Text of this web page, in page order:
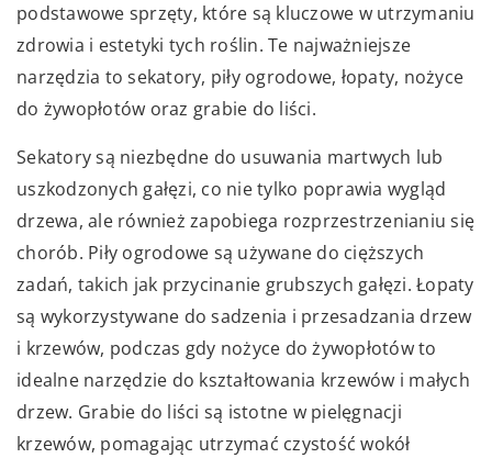
podstawowe sprzęty, które są kluczowe w utrzymaniu
zdrowia i estetyki tych roślin. Te najważniejsze
narzędzia to sekatory, piły ogrodowe, łopaty, nożyce
do żywopłotów oraz grabie do liści.
Sekatory są niezbędne do usuwania martwych lub
uszkodzonych gałęzi, co nie tylko poprawia wygląd
drzewa, ale również zapobiega rozprzestrzenianiu się
chorób. Piły ogrodowe są używane do cięższych
zadań, takich jak przycinanie grubszych gałęzi. Łopaty
są wykorzystywane do sadzenia i przesadzania drzew
i krzewów, podczas gdy nożyce do żywopłotów to
idealne narzędzie do kształtowania krzewów i małych
drzew. Grabie do liści są istotne w pielęgnacji
krzewów, pomagając utrzymać czystość wokół